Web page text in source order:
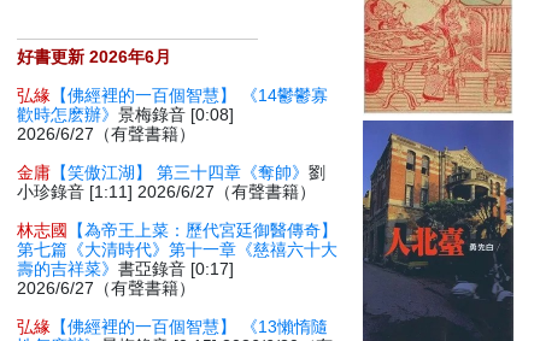
好書更新 2026年6月
弘緣 【佛經裡的一百個智慧】 《14鬱鬱寡
歡時怎麽辦》景梅錄音 [0:08]
2026/6/27（有聲書籍）
金庸 【笑傲江湖】 第三十四章《奪帥》劉
小珍錄音 [1:11] 2026/6/27（有聲書籍）
林志國
【為帝王上菜：歷代宮廷御醫傳奇】
第七篇《大清時代》第十一章《慈禧六十大
壽的吉祥菜》書亞錄音 [0:17]
2026/6/27（有聲書籍）
弘緣 【佛經裡的一百個智慧】 《13懶惰隨